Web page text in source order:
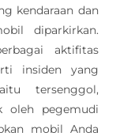
kendaraan dan
diparkirkan.
aktifitas
insiden yang
tersenggol,
oleh pegemudi
mobil Anda